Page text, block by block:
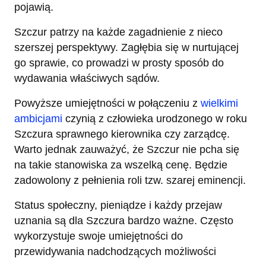
pojawią.
Szczur patrzy na każde zagadnienie z nieco
szerszej perspektywy. Zagłębia się w nurtującej
go sprawie, co prowadzi w prosty sposób do
wydawania właściwych sądów.
Powyższe umiejętności w połączeniu z wielkimi
ambicjami czynią z człowieka urodzonego w roku
Szczura sprawnego kierownika czy zarządcę.
Warto jednak zauważyć, że Szczur nie pcha się
na takie stanowiska za wszelką cenę. Będzie
zadowolony z pełnienia roli tzw. szarej eminencji.
Status społeczny, pieniądze i każdy przejaw
uznania są dla Szczura bardzo ważne. Często
wykorzystuje swoje umiejętności do
przewidywania nadchodzących możliwości